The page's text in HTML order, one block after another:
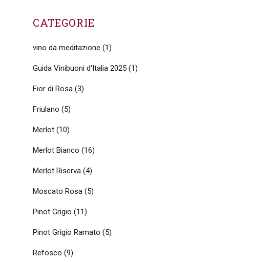
CATEGORIE
vino da meditazione (1)
Guida Vinibuoni d'Italia 2025 (1)
Fior di Rosa (3)
Friulano (5)
Merlot (10)
Merlot Bianco (16)
Merlot Riserva (4)
Moscato Rosa (5)
Pinot Grigio (11)
Pinot Grigio Ramato (5)
Refosco (9)